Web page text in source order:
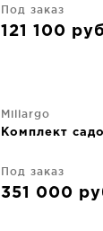
Под заказ
121 100 руб
Millargo
Комплект
Под заказ
351 000